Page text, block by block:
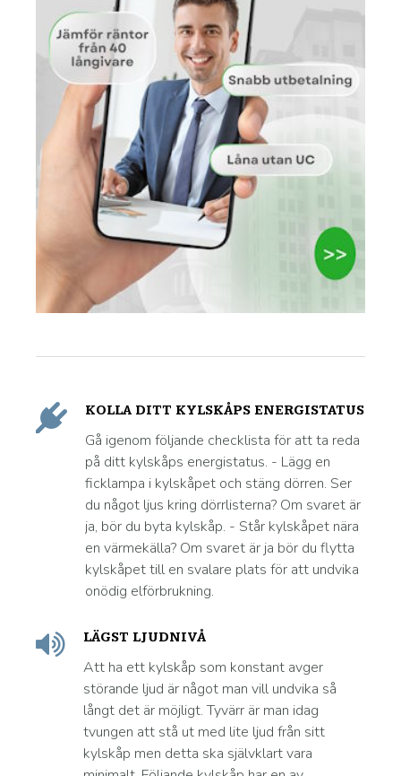
KOLLA DITT KYLSKÅPS ENERGISTATUS
Gå igenom följande checklista för att ta reda
på ditt kylskåps energistatus. - Lägg en
ficklampa i kylskåpet och stäng dörren. Ser
du något ljus kring dörrlisterna? Om svaret är
ja, bör du byta kylskåp. - Står kylskåpet nära
en värmekälla? Om svaret är ja bör du flytta
kylskåpet till en svalare plats för att undvika
onödig elförbrukning.
LÄGST LJUDNIVÅ
Att ha ett kylskåp som konstant avger
störande ljud är något man vill undvika så
långt det är möjligt. Tyvärr är man idag
tvungen att stå ut med lite ljud från sitt
kylskåp men detta ska självklart vara